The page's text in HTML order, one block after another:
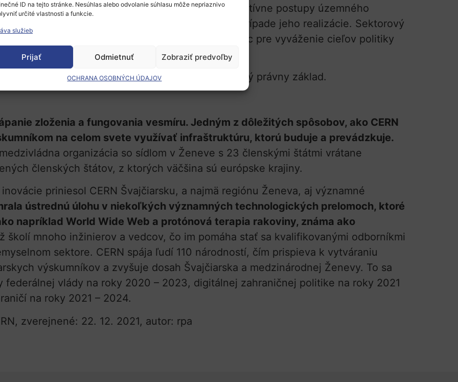
ID na tejto stránke. Nesúhlas alebo odvolanie súhlasu môže nepriaznivo
určité vlastnosti a funkcie.
služieb
Prijať Odmietnuť Zobraziť predvoľby
OCHRANA OSOBNÝCH ÚDAJOV
plán s cieľom objasniť a uľahčiť administratívne postupy územného
pre všetky projekty CERN, vrátane FCC v prípade jeho realizácie. Sektorový
Republiky a kantónu Ženeva, poskytne rámec pre vyváženie cieľov politiky
politiky územného plánovania.
plánu pre projekty CERN je potrebný osobitný právny základ.
zloženia a fungovania vesmíru. Jedným z dôležitých spôsobov, ako CERN
na celom svete využívať infraštruktúru, ktorú buduje a prevádzkuje.
organizácia so sídlom v Ženeve s 23 členskými štátmi vrátane
členských štátov, z ktorých väčšina sú európske krajiny.
priniesol CERN Švajčiarsku, a najmä regiónu Ženeva, aj významné
ústrednú úlohu v niekoľkých významných technologických prelomoch, ktoré
napríklad World Wide Web a protónová terapia rakoviny, známa ako
školí mnoho inžinierov a vedcov, čo im pomáha stať sa kvalifikovanými odborníkmi
sektore. CERN spája ľudí 110 národností, čím prispieva k vytváraniu
výskumníkov a zvyšuje dosah Švajčiarska a medzinárodnej Ženevy. To sa
vlády na roky 2020 – 2023, digitálnej zahraničnej politike na roky 2021
na roky 2021 – 2024.
zverejnené: 22. 12. 2021, autor: rpa